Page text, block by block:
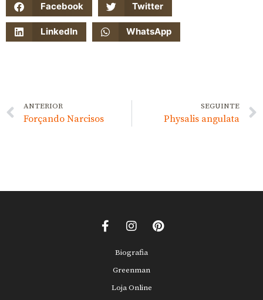
Facebook Twitter
LinkedIn WhatsApp
ANTERIOR
Forçando Narcisos
SEGUINTE
Physalis angulata
Biografia
Greenman
Loja Online